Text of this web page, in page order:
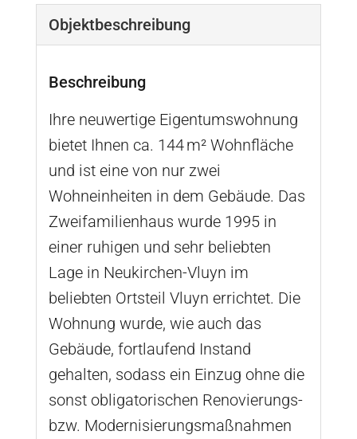
Objekt­beschreibung
Beschreibung
Ihre neuwertige Eigentumswohnung
bietet Ihnen ca. 144 m² Wohnfläche
und ist eine von nur zwei
Wohneinheiten in dem Gebäude. Das
Zweifamilienhaus wurde 1995 in
einer ruhigen und sehr beliebten
Lage in Neukirchen-Vluyn im
beliebten Ortsteil Vluyn errichtet. Die
Wohnung wurde, wie auch das
Gebäude, fortlaufend Instand
gehalten, sodass ein Einzug ohne die
sonst obligatorischen Renovierungs-
bzw. Modernisierungsmaßnahmen